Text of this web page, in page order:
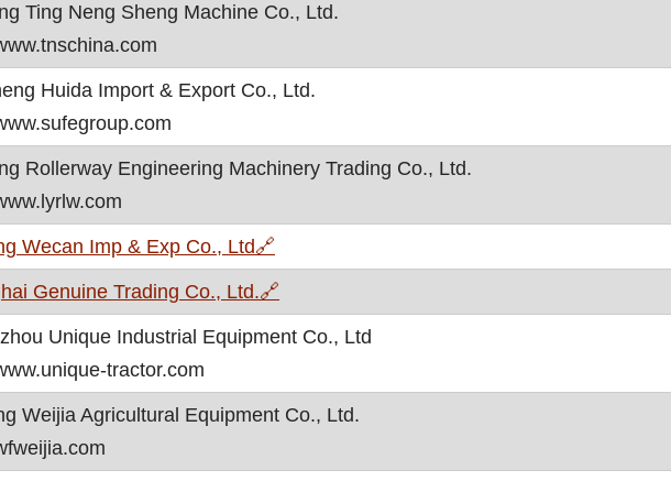
Ting Neng Sheng Machine Co., Ltd.
Huida Import & Export Co., Ltd.
Rollerway Engineering Machinery Trading Co., Ltd.
Wecan Imp & Exp Co., Ltd🔗
Genuine Trading Co., Ltd.🔗
Unique Industrial Equipment Co., Ltd
tractor.com
Weijia Agricultural Equipment Co., Ltd.